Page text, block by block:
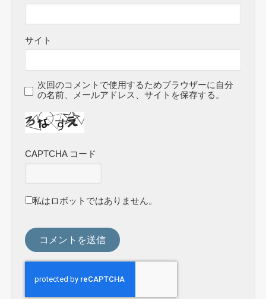
サイト
次回のコメントで使用するためブラウザーに自分
の名前、メールアドレス、サイトを保存する。
CAPTCHA コード
私はロボットではありません。